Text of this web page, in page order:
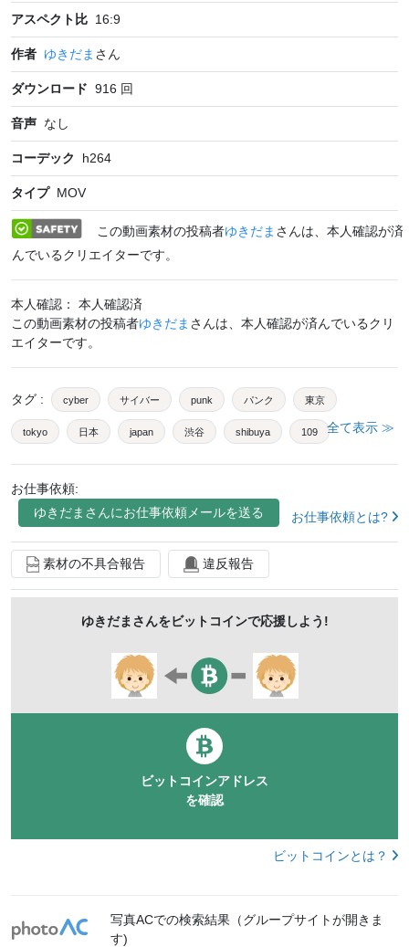
アスペクト比 16:9
作者 ゆきだま さん
ダウンロード 916 回
音声 なし
コーデック h264
タイプ MOV
この動画素材の投稿者ゆきだま さんは、本人確認が済
んでいるクリエイターです。
本人確認： 本人確認済
この動画素材の投稿者ゆきだま さんは、本人確認が済んでいるクリ
エイターです。
タグ : cyber サイバー punk パンク 東京
tokyo 日本 japan 渋谷 shibuya 109
タイムラプス timelapse アナモフィック
anamorphic
未来 2.35:1 シネスコ シネマスコープ
hud ヘッドアップディスプレイ 機械
effects グリッチ glitch
全て表示 ≫
お仕事依頼:
ゆきだま さんにお仕事依頼メールを送る お仕事依頼とは?
素材の不具合報告 違反報告
ゆきだま さんをビットコインで応援しよう!
ビットコインアドレス
を確認
ビットコインとは？
写真ACでの検索結果（グループサイトが開きま
す)